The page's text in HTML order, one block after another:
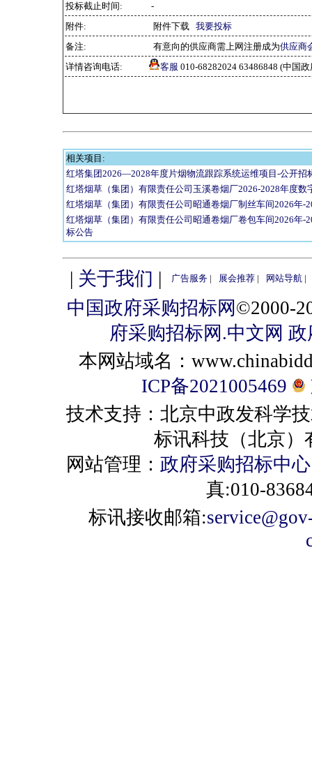
投标截止时间:
-
附件:
附件下载 我要投标
备注:
有意向的供应商需上网注册成为供应商
详情咨询电话:
客服 010-68282024 63486848 (中国
相关项目:
红塔集团2026—2028年度片烟物流跟踪系统运维项目-公开招
红塔烟草（集团）有限责任公司玉溪卷烟厂2026-2028年度数
红塔烟草（集团）有限责任公司昭通卷烟厂制丝车间2026年-
红塔烟草（集团）有限责任公司昭通卷烟厂卷包车间2026年-
标公告
| 关于我们 | 广告服务 | 展会推荐 | 网站导航 |
中国政府采购招标网©2000-
府采购招标网.中文网 政
本网站域名：
ICP备2021005469
技术支持：北京中政发科学
标讯科技（北京）
网站管理： 政府采购招标中心
真:010-
标讯接收邮箱: